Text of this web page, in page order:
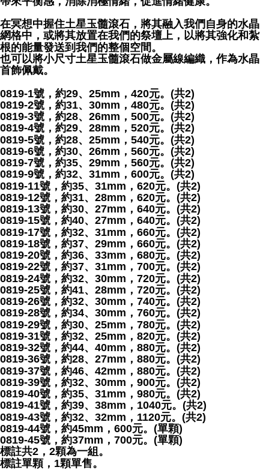
在冥想中握住土星玉髓滾石，將其融入我們自身的水晶
網格中，或將其放置在我們的祭壇上，以將其強化和紮
根的能量發送到我們的整個空間。
也可以將小尺寸土星玉髓滾石做金屬線編織，作為水晶
首飾佩戴。
0819-1號，約29、25mm，420元。(共2)
0819-2號，約31、30mm，480元。(共2)
0819-3號，約28、26mm，500元。(共2)
0819-4號，約29、28mm，520元。(共2)
0819-5號，約28、25mm，540元。(共2)
0819-6號，約30、26mm，560元。(共2)
0819-7號，約35、29mm，560元。(共2)
0819-9號，約32、31mm，600元。(共2)
0819-11號，約35、31mm，620元。(共2)
0819-12號，約31、28mm，620元。(共2)
0819-13號，約30、27mm，640元。(共2)
0819-15號，約40、27mm，640元。(共2)
0819-17號，約32、31mm，660元。(共2)
0819-18號，約37、29mm，660元。(共2)
0819-20號，約36、33mm，680元。(共2)
0819-22號，約37、31mm，700元。(共2)
0819-24號，約32、30mm，720元。(共2)
0819-25號，約41、28mm，720元。(共2)
0819-26號，約32、30mm，740元。(共2)
0819-28號，約34、30mm，760元。(共2)
0819-29號，約30、25mm，780元。(共2)
0819-31號，約32、25mm，820元。(共2)
0819-32號，約44、40mm，880元。(共2)
0819-36號，約28、27mm，880元。(共2)
0819-37號，約46、42mm，880元。(共2)
0819-39號，約32、30mm，900元。(共2)
0819-40號，約35、31mm，980元。(共2)
0819-41號，約39、38mm，1040元。(共2)
0819-43號，約32、32mm，1120元。(共2)
0819-44號，約45mm，600元。(單顆)
0819-45號，約37mm，700元。(單顆)
標註共2，2顆為一組。
標註單顆，1顆單售。